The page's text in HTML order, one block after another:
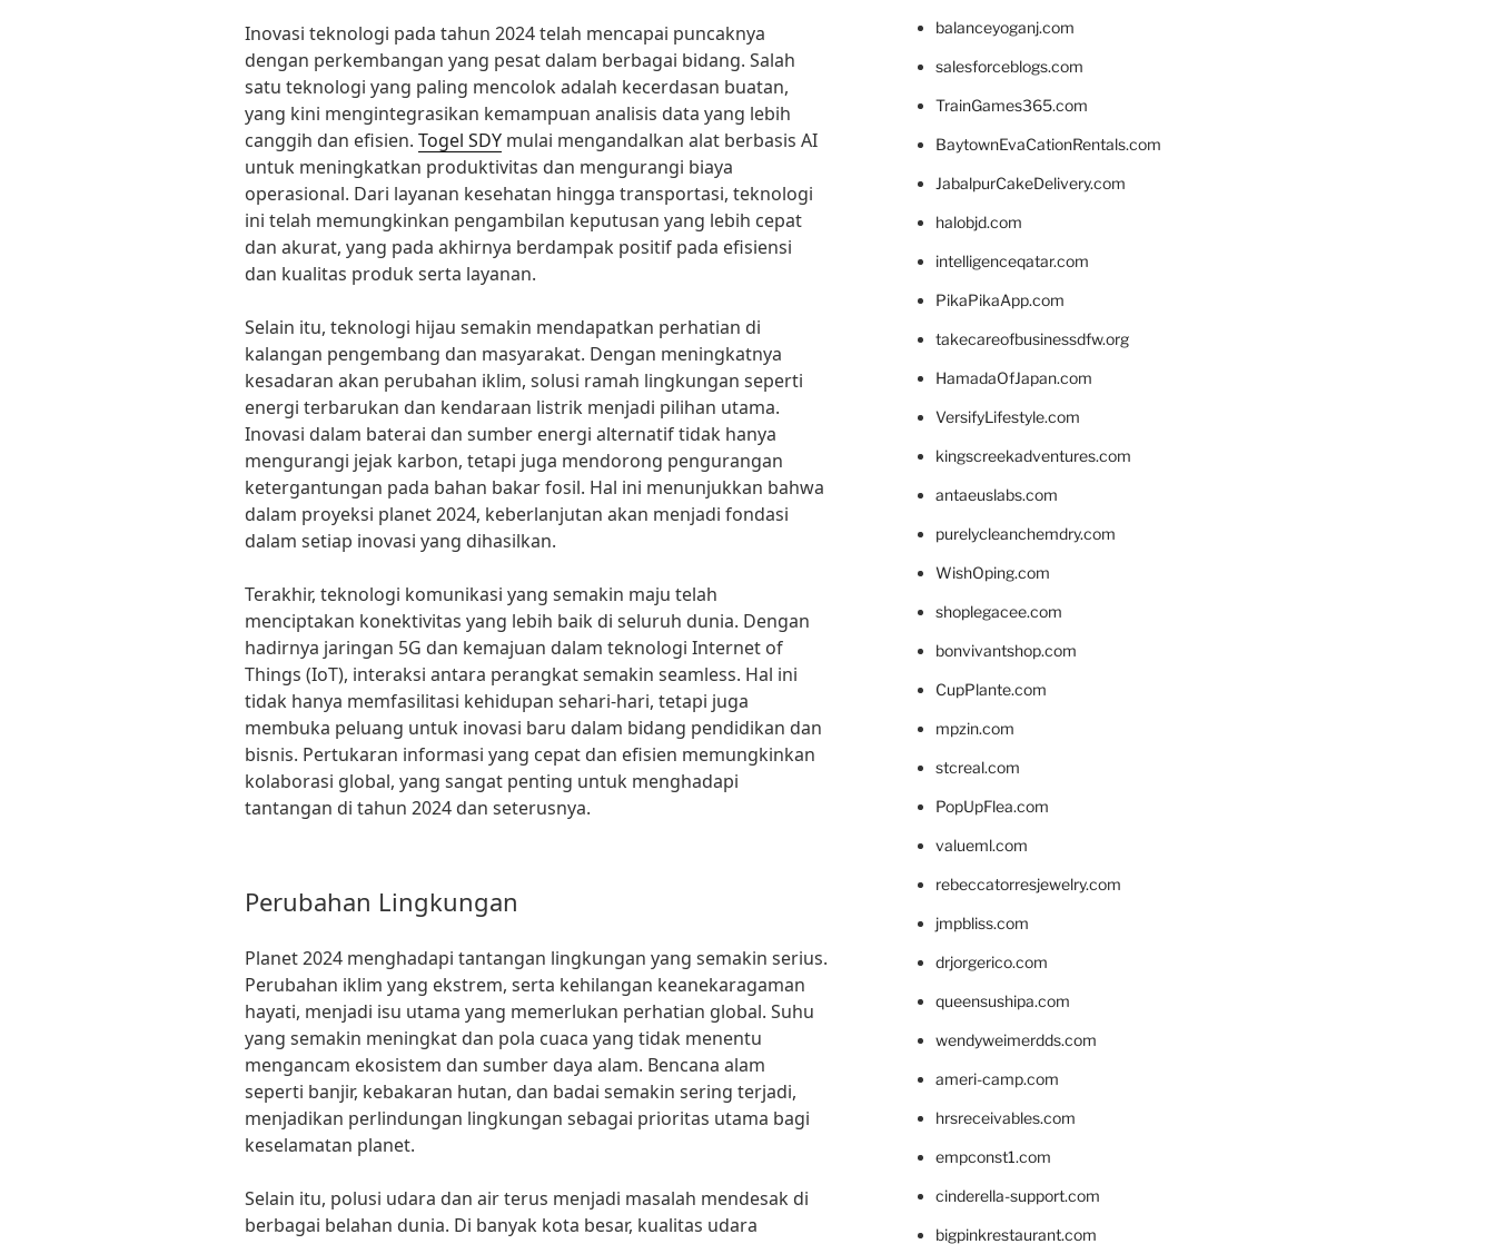
Inovasi teknologi pada tahun 2024 telah mencapai puncaknya
dengan perkembangan yang pesat dalam berbagai bidang. Salah
satu teknologi yang paling mencolok adalah kecerdasan buatan,
yang kini mengintegrasikan kemampuan analisis data yang lebih
canggih dan efisien. Togel SDY mulai mengandalkan alat berbasis AI
untuk meningkatkan produktivitas dan mengurangi biaya
operasional. Dari layanan kesehatan hingga transportasi, teknologi
ini telah memungkinkan pengambilan keputusan yang lebih cepat
dan akurat, yang pada akhirnya berdampak positif pada efisiensi
dan kualitas produk serta layanan.
Selain itu, teknologi hijau semakin mendapatkan perhatian di
kalangan pengembang dan masyarakat. Dengan meningkatnya
kesadaran akan perubahan iklim, solusi ramah lingkungan seperti
energi terbarukan dan kendaraan listrik menjadi pilihan utama.
Inovasi dalam baterai dan sumber energi alternatif tidak hanya
mengurangi jejak karbon, tetapi juga mendorong pengurangan
ketergantungan pada bahan bakar fosil. Hal ini menunjukkan bahwa
dalam proyeksi planet 2024, keberlanjutan akan menjadi fondasi
dalam setiap inovasi yang dihasilkan.
Terakhir, teknologi komunikasi yang semakin maju telah
menciptakan konektivitas yang lebih baik di seluruh dunia. Dengan
hadirnya jaringan 5G dan kemajuan dalam teknologi Internet of
Things (IoT), interaksi antara perangkat semakin seamless. Hal ini
tidak hanya memfasilitasi kehidupan sehari-hari, tetapi juga
membuka peluang untuk inovasi baru dalam bidang pendidikan dan
bisnis. Pertukaran informasi yang cepat dan efisien memungkinkan
kolaborasi global, yang sangat penting untuk menghadapi
tantangan di tahun 2024 dan seterusnya.
Perubahan Lingkungan
Planet 2024 menghadapi tantangan lingkungan yang semakin serius.
Perubahan iklim yang ekstrem, serta kehilangan keanekaragaman
hayati, menjadi isu utama yang memerlukan perhatian global. Suhu
yang semakin meningkat dan pola cuaca yang tidak menentu
mengancam ekosistem dan sumber daya alam. Bencana alam
seperti banjir, kebakaran hutan, dan badai semakin sering terjadi,
menjadikan perlindungan lingkungan sebagai prioritas utama bagi
keselamatan planet.
Selain itu, polusi udara dan air terus menjadi masalah mendesak di
berbagai belahan dunia. Di banyak kota besar, kualitas udara
balanceyoganj.com
salesforceblogs.com
TrainGames365.com
BaytownEvaCationRentals.com
JabalpurCakeDelivery.com
halobjd.com
intelligenceqatar.com
PikaPikaApp.com
takecareofbusinessdfw.org
HamadaOfJapan.com
VersifyLifestyle.com
kingscreekadventures.com
antaeuslabs.com
purelycleanchemdry.com
WishOping.com
shoplegacee.com
bonvivantshop.com
CupPlante.com
mpzin.com
stcreal.com
PopUpFlea.com
valueml.com
rebeccatorresjewelry.com
jmpbliss.com
drjorgerico.com
queensushipa.com
wendyweimerdds.com
ameri-camp.com
hrsreceivables.com
empconst1.com
cinderella-support.com
bigpinkrestaurant.com